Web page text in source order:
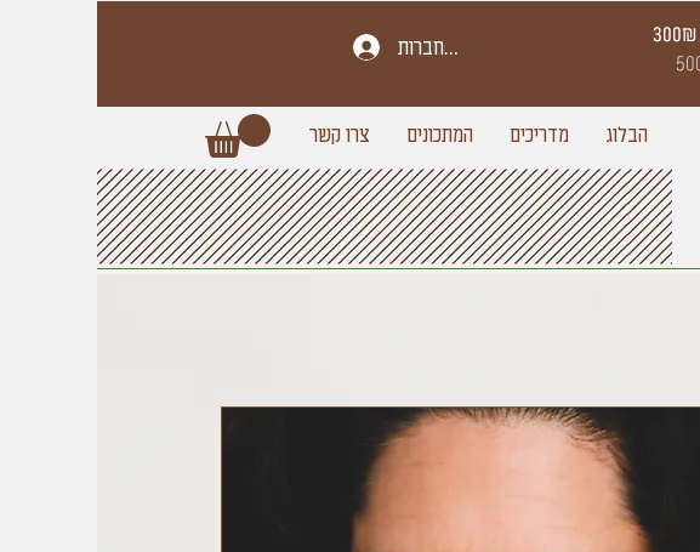
להתחברות
הבלוג מדריכים המתכונים צרו קשר